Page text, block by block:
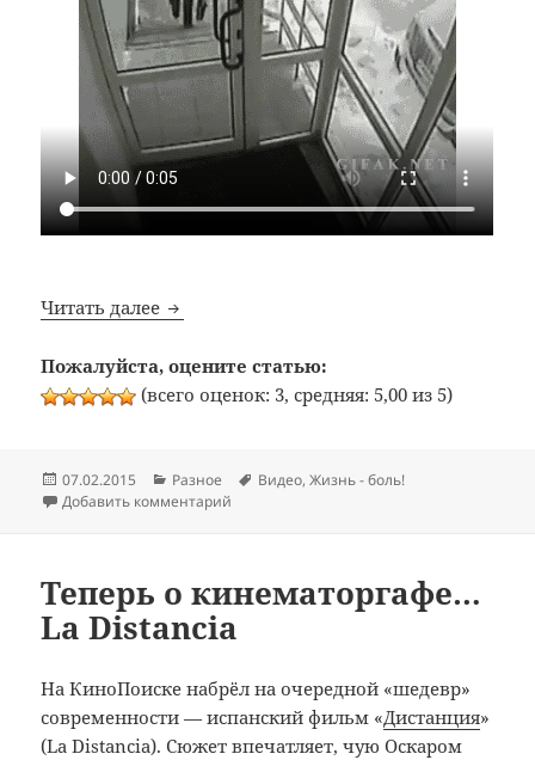
Читать далее Почтальон всегда звонит дважды
Пожалуйста, оцените статью:
(всего оценок: 3, средняя: 5,00 из 5)
Опубликовано
07.02.2015 Рубрики
Разное Метки
Видео,Жизнь - боль!
Добавить комментарий
Теперь о кинематоргафе…
La Distancia
На КиноПоиске набрёл на очередной «шедевр»
современности — испанский фильм «Дистанция»
(La Distancia). Сюжет впечатляет, чую Оскаром